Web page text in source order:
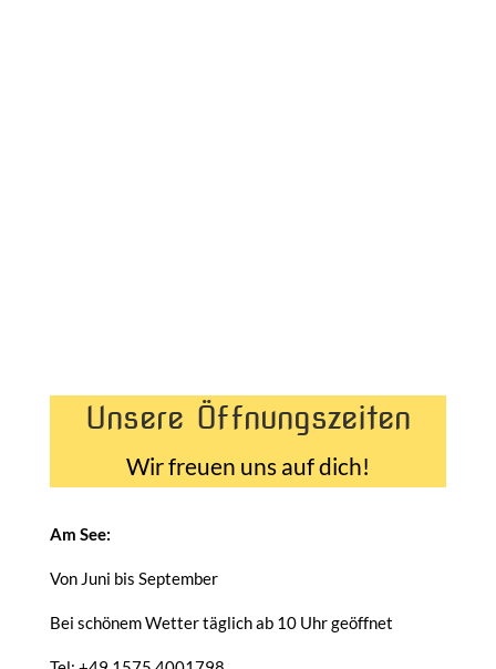
Unsere Öffnungszeiten
Wir freuen uns auf dich!
Am See:
Von Juni bis September
Bei schönem Wetter täglich ab 10 Uhr geöffnet